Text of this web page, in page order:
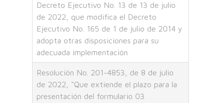
Decreto Ejecutivo No. 13 de 13 de julio
de 2022, que modifica el Decreto
Ejecutivo No. 165 de 1 de julio de 2014 y
adopta otras disposiciones para su
adecuada implementación
Resolución No. 201-4853, de 8 de julio
de 2022, "Que extiende el plazo para la
presentación del formulario 03